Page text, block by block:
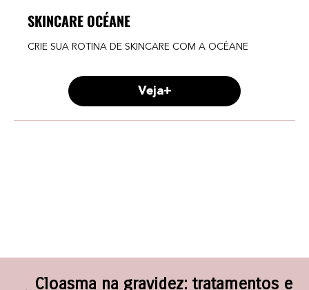
SKINCARE OCÉANE
CRIE SUA ROTINA DE SKINCARE COM A OCÉANE
Veja+
Cloasma na gravidez: tratamentos e